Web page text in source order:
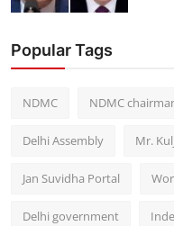
Popular Tags
NDMC NDMC
Delhi Assembly Mr.
Jan Suvidha Portal
Delhi government